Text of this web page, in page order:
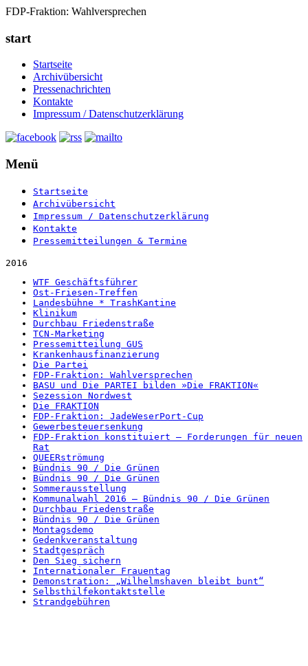
FDP-Fraktion: Wahlversprechen
start
Startseite
Archivübersicht
Pressenachrichten
Kontakte
Impressum / Datenschutzerklärung
Menü
Startseite
Archivübersicht
Impressum / Datenschutzerklärung
Kontakte
Pressemitteilungen & Termine
2016
WTF Geschäftsführer
Ost-Friesen-Treffen
Landesbühne * TrashKantine
Klinikum
Durchbau Friedenstraße
TCN-Marketing
Pressemitteilung GUS
Krankenhausfinanzierung
Die Partei
FDP-Fraktion: Wahlversprechen
BASU und Die PARTEI bilden »Die FRAKTION«
Sezession Nordwest
Die FRAKTION
FDP-Fraktion: JadeWeserPort-Cup
Gewerbesteuersenkung
FDP-Fraktion konstituiert – Forderungen für neuen
Rat
QUEERströmung
Bündnis 90 / Die Grünen
Bündnis 90 / Die Grünen
Sommerausstellung
Kommunalwahl 2016 – Bündnis 90 / Die Grünen
Durchbau Friedenstraße
Bündnis 90 / Die Grünen
Montagsdemo
Gedenkveranstaltung
Stadtgespräch
Den Sieg sichern
Internationaler Frauentag
Demonstration: „Wilhelmshaven bleibt bunt“
Selbsthilfekontaktstelle
Strandgebühren